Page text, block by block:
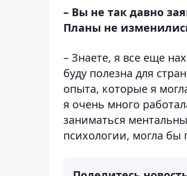
– Вы не так давно
Планы не
– Знаете, я все еще
буду полезна для
опыта, которые я
я очень много
заниматься
психологии, могла бы